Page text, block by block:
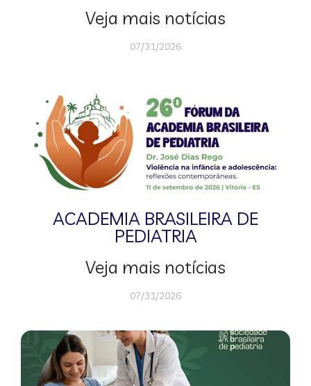
Veja mais notícias
07/31/2026
ACADEMIA BRASILEIRA DE
PEDIATRIA
Veja mais notícias
07/31/2026